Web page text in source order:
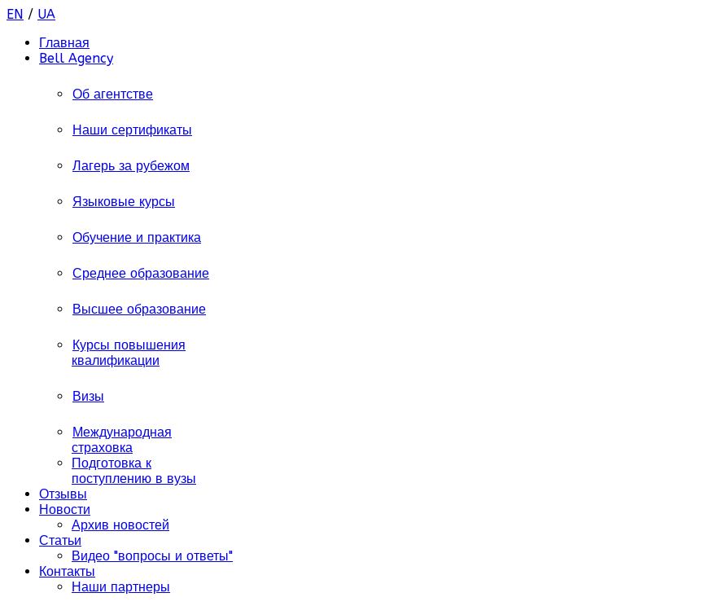
EN / UA
Главная
Bell Agency
Об агентстве
Наши сертификаты
Лагерь за рубежом
Языковые курсы
Обучение и практика
Среднее образование
Высшее образование
Курсы повышения
квалификации
Визы
Международная
страховка
Подготовка к
поступлению в вузы
Отзывы
Новости
Архив новостей
Статьи
Видео "вопросы и ответы"
Контакты
Наши партнеры